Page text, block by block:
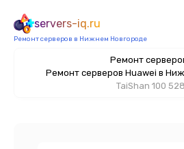
servers-iq.ru
Ремонт серверов в Нижнем Новгороде
Ремонт
Ремонт серверов Huawei в
TaiShan 100